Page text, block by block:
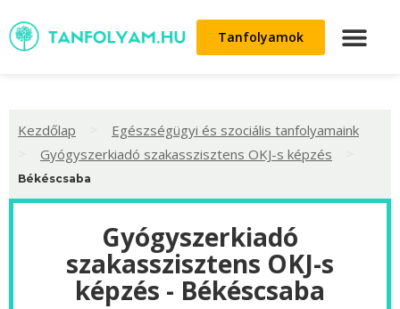
Tanfolyamok
Kezdőlap Egészségügyi és szociális tanfolyamaink
Gyógyszerkiadó szakasszisztens OKJ-s képzés
Békéscsaba
Gyógyszerkiadó
szakasszisztens OKJ-s
képzés - Békéscsaba